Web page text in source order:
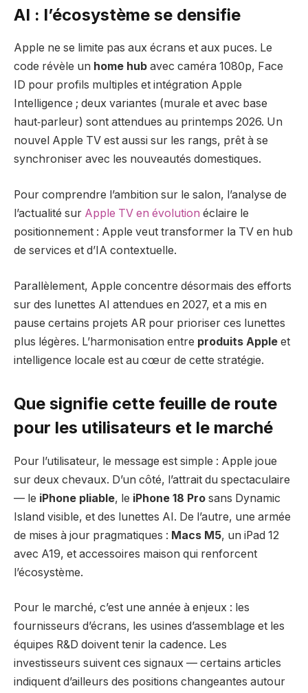
AI : l’écosystème se densifie
Apple ne se limite pas aux écrans et aux puces. Le
code révèle un home hub avec caméra 1080p, Face
ID pour profils multiples et intégration Apple
Intelligence ; deux variantes (murale et avec base
haut‑parleur) sont attendues au printemps 2026. Un
nouvel Apple TV est aussi sur les rangs, prêt à se
synchroniser avec les nouveautés domestiques.
Pour comprendre l’ambition sur le salon, l’analyse de
l’actualité sur Apple TV en évolution éclaire le
positionnement : Apple veut transformer la TV en hub
de services et d’IA contextuelle.
Parallèlement, Apple concentre désormais des efforts
sur des lunettes AI attendues en 2027, et a mis en
pause certains projets AR pour prioriser ces lunettes
plus légères. L’harmonisation entre produits Apple et
intelligence locale est au cœur de cette stratégie.
Que signifie cette feuille de route
pour les utilisateurs et le marché
Pour l’utilisateur, le message est simple : Apple joue
sur deux chevaux. D’un côté, l’attrait du spectaculaire
— le iPhone pliable, le iPhone 18 Pro sans Dynamic
Island visible, et des lunettes AI. De l’autre, une armée
de mises à jour pragmatiques : Macs M5, un iPad 12
avec A19, et accessoires maison qui renforcent
l’écosystème.
Pour le marché, c’est une année à enjeux : les
fournisseurs d’écrans, les usines d’assemblage et les
équipes R&D doivent tenir la cadence. Les
investisseurs suivent ces signaux — certains articles
indiquent d’ailleurs des positions changeantes autour